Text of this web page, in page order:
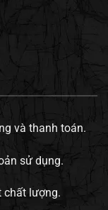
và thanh toán.
sử dụng.
chất lượng.